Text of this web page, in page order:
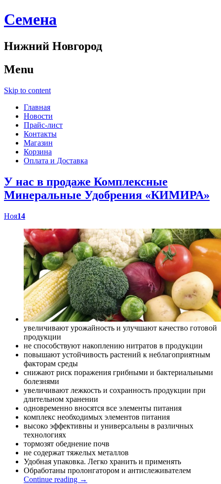
Cемена
Нижний Новгород
Menu
Skip to content
Главная
Новости
Прайс-лист
Контакты
Магазин
Корзина
Оплата и Доставка
У нас в продаже Комплексные
Минеральные Удобрения «КИМИРА»
Ноя14
увеличивают урожайность и улучшают качество готовой
продукции
не способствуют накоплению нитратов в продукции
повышают устойчивость растений к неблагоприятным
факторам среды
снижают риск поражения грибными и бактериальными
болезнями
увеличивают лежкость и сохранность продукции при
длительном хранении
одновременно вносятся все элементы питания
комплекс необходимых элементов питания
высоко эффективны и универсальны в различных
технологиях
тормозят обеднение почв
не содержат тяжелых металлов
Удобная упаковка. Легко хранить и применять
Обработаны пролонгатором и антислеживателем
Continue reading →